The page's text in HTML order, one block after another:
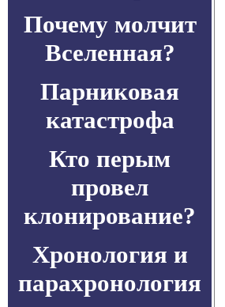
Почему молчит
Вселенная?
Парниковая
катастрофа
Кто перым
провел
клонирование?
Хронология и
парахронология